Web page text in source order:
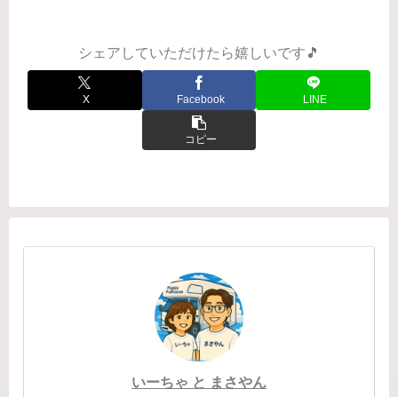
シェアしていただけたら嬉しいです🎵
X Facebook LINE
コピー
いーちゃ と まさやん